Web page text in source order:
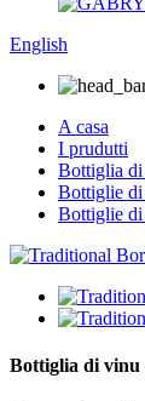
English
A casa
I prudutti
Bottiglia di
Bottiglie di
Bottiglie
Bottiglia di vinu